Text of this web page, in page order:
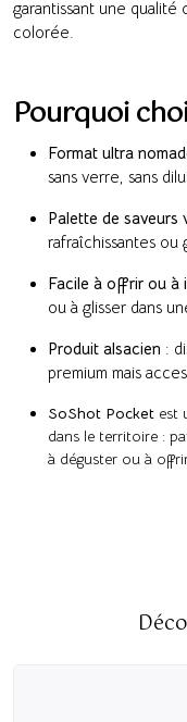
garantissant une
colorée.
Pourquoi
Format ultra
sans verre, sans
Palette de saveurs
rafraîchissantes ou
Facile à offrir ou à
ou à glisser dans
Produit alsacien :
premium mais
SoShot Pocket est
dans le territoire :
à déguster ou à